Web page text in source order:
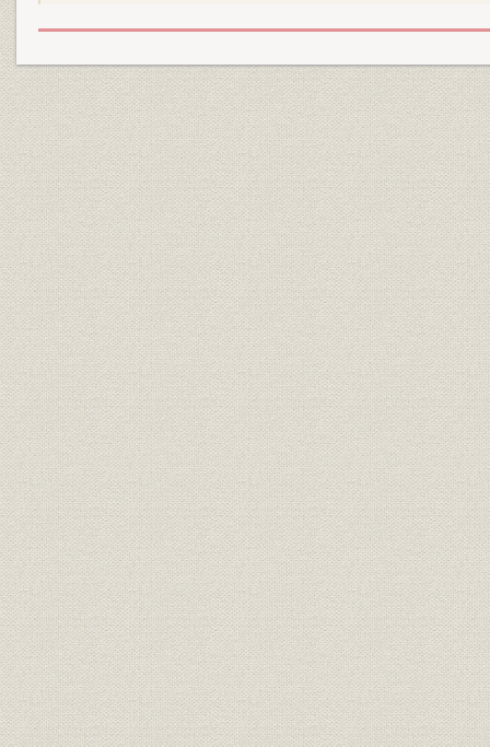
1 幼少年期の重宗芳水
2 徒弟として三吉電機工場に入社
3 工手学校機械科で基本を習得
4 わが国電気事業の幕開け
5 電気機械製造業の先駆、三吉電機工場
6 修業時代の重宗芳水
2 独立創業、明電舎モートルの誕生 明治30年(1897)~37年(1904)
1 京橋区築地船松町に旗上げ
2 苦難の時代
3 明電舎モートルの誕生
◆電動機国産化に先鞭
◆三河電力を通しての売込み
4 独自技術の芽生え
◆100kVA回転界磁形三相交流発電機
◆ワーレン社製発電機の改造・改良
5 明治31~37年の当社製品